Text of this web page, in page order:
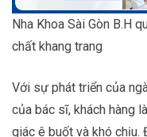
Nha Khoa Sài Gòn B.H
chất khang trang
Với sự phát triển của
của bác sĩ, khách hàng
giác ê buốt và khó chịu.